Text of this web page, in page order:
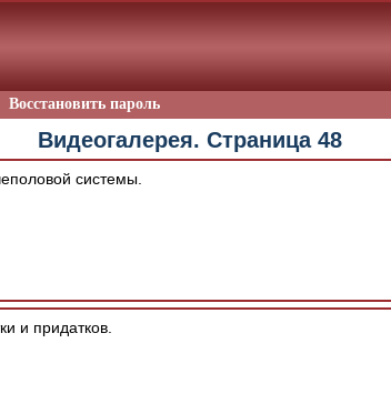
Восстановить пароль
Видеогалерея. Страница 48
системы.
и придатков.